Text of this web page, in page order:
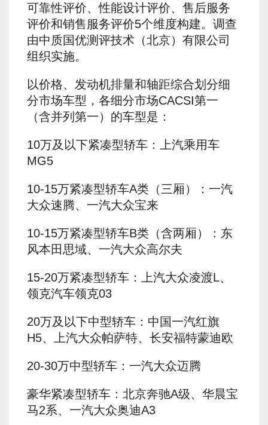
可靠性评价、性能设计评价、售后服务
评价和销售服务评价5个维度构建。调查
由中质国优测评技术（北京）有限公司
组织实施。
以价格、发动机排量和轴距综合划分细
分市场车型，各细分市场CACSI第一
（含并列第一）的车型是：
10万及以下紧凑型轿车：上汽乘用车
MG5
10-15万紧凑型轿车A类（三厢）：一汽
大众速腾、一汽大众宝来
10-15万紧凑型轿车B类（含两厢）：东
风本田思域、一汽大众高尔夫
15-20万紧凑型轿车：上汽大众凌渡L、
领克汽车领克03
20万及以下中型轿车：中国一汽红旗
H5、上汽大众帕萨特、长安福特蒙迪欧
20-30万中型轿车：一汽大众迈腾
豪华紧凑型轿车：北京奔驰A级、华晨宝
马2系、一汽大众奥迪A3